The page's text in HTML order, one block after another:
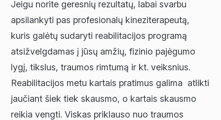
Jeigu norite geresnių rezultatų, labai svarbu
apsilankyti pas profesionalų kineziterapeutą,
kuris galėtų sudaryti reabilitacijos programą
atsižvelgdamas į jūsų amžių, fizinio pajėgumo
lygį, tikslus, traumos rimtumą ir kt. veiksnius.
Reabilitacijos metu kartais pratimus galima atlikti
jaučiant šiek tiek skausmo, o kartais skausmo
reikia vengti. Viskas priklauso nuo traumos